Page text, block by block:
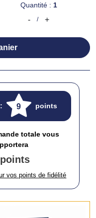
Quantité : 1
- / +
9 points
totale vous
vos points de fidélité